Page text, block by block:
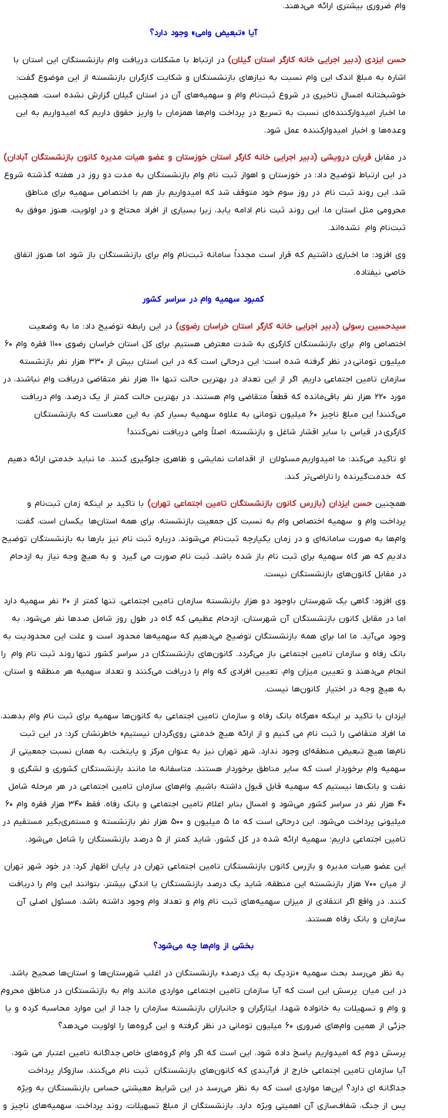
وام ضروری بیشتری ارائه می‌دهند.
آیا «تبعیض وامی» وجود دارد؟
حسن ایزدی (دبیر اجرایی خانه کارگر استان گیلان) در ارتباط با مشکلات دریافت وام بازنشستگان این استان با
اشاره به مبلغ اندک این وام نسبت به نیازهای بازنشستگان و شکایت کارگران بازنشسته از این موضوع گفت:
خوشبختانه امسال تاخیری در شروع ثبت‌نام وام و سهمیه‌های آن در استان گیلان گزارش نشده است. همچنین
ما اخبار امیدوارکننده‌ای نسبت به تسریع در پرداخت وام‌ها همزمان با واریز حقوق داریم که امیدواریم به این
وعده‌ها و اخبار امیدوارکننده عمل شود.
در مقابل قربان درویشی (دبیر اجرایی خانه کارگر استان خوزستان و عضو هیات مدیره کانون بازنشستگان آبادان)
در این ارتباط توضیح داد: در خوزستان و اهواز ثبت نام وام بازنشستگان به مدت دو روز در هفته گذشته شروع
شد. این روند ثبت نام در روز سوم خود متوقف شد که امیدواریم باز هم با اختصاص سهمیه برای مناطق
محرومی مثل استان ما، این روند ثبت نام ادامه یابد، زیرا بسیاری از افراد محتاج و در اولویت، هنوز موفق به
ثبت‌نام وام نشده‌اند.
وی افزود: ما اخباری داشتیم که قرار است مجدداً سامانه ثبت‌نام وام برای بازنشستگان باز شود اما هنوز اتفاق
خاصی نیفتاده.
کمبود سهمیه وام در سراسر کشور
سیدحسین رسولی (دبیر اجرایی خانه کارگر استان خراسان رضوی) در این رابطه توضیح داد: ما به وضعیت
اختصاص وام برای بازنشستگان کارگری به شدت معترض هستیم. برای کل استان خراسان رضوی ۱۱۰۰ فقره وام ۶۰
میلیون تومانی در نظر گرفته شده است؛ این درحالی است که در این استان بیش از ۳۳۰ هزار نفر بازنشسته
سازمان تامین اجتماعی داریم. اگر از این تعداد در بهترین حالت تنها ۱۱۰ هزار نفر متقاضی دریافت وام نباشند، در
مورد ۲۲۰ هزار نفر باقی‌مانده که قطعاً متقاضی وام هستند، در بهترین حالت کمتر از یک درصد، وام دریافت
می‌کنند! این مبلغ ناچیز ۶۰ میلیون تومانی به علاوه سهمیه بسیار کم، به این معناست که بازنشستگان
کارگری در قیاس با سایر اقشار شاغل و بازنشسته، اصلاً وامی دریافت نمی‌کنند!
او تاکید می‌کند: ما امیدواریم مسئولان از اقدامات نمایشی و ظاهری جلوگیری کنند. ما نباید خدمتی ارائه دهیم
که خدمت‌گیرنده را ناراضی‌تر کند.
همچنین حسن ایزدان (بازرس کانون بازنشستگان تامین اجتماعی تهران) با تاکید بر اینکه زمان ثبت‌نام و
پرداخت وام و سهمیه اختصاص وام به نسبت کل جمعیت بازنشسته، برای همه استان‌ها یکسان است، گفت:
وام‌ها به صورت سامانه‌ای و در زمان یکپارچه ثبت‌نام می‌شوند. درباره ثبت نام نیز بارها به بازنشستگان توضیح
دادیم که هر گاه سهمیه برای ثبت نام باز شده باشد، ثبت نام صورت می گیرد و به هیچ وجه نیاز به ازدحام
در مقابل کانون‌های بازنشستگان نیست.
وی افزود: گاهی یک شهرستان باوجود دو هزار بازنشسته سازمان تامین اجتماعی، تنها کمتر از ۲۰ نفر سهمیه دارد
اما در مقابل کانون بازنشستگان آن شهرستان، ازدحام عظیمی که گاه در طول روز شامل صدها نفر می‌شود، به
وجود می‌آید. ما اما برای همه بازنشستگان توضیح می‌دهیم که سهمیه‌ها محدود است و علت این محدودیت به
بانک رفاه و سازمان تامین اجتماعی باز می‌گردد. کانون‌های بازنشستگان در سراسر کشور تنها روند ثبت نام وام را
انجام می‌دهند و تعیین میزان وام، تعیین افرادی که وام را دریافت می‌کنند و تعداد سهمیه هر منطقه و استان،
به هیچ وجه در اختیار کانون‌ها نیست.
ایزدان با تاکید بر اینکه «هرگاه بانک رفاه و سازمان تامین اجتماعی به کانون‌ها سهمیه برای ثبت نام وام بدهند،
ما افراد متقاضی را ثبت نام می کنیم و از ارائه هیچ خدمتی روی‌گردان نیستیم» خاطرنشان کرد: در این ثبت
نام‌ها هیچ تبعیض منطقه‌ای وجود ندارد. شهر تهران نیز به عنوان مرکز و پایتخت، به همان نسبت جمعیتی از
سهمیه وام برخوردار است که سایر مناطق برخوردار هستند. متاسفانه ما مانند بازنشستگان کشوری و لشگری و
نفت و بانک‌ها نیستیم که سهمیه قابل قبول داشته باشیم. وام‌های سازمان تامین اجتماعی در هر مرحله شامل
۴۰ هزار نفر در سراسر کشور می‌شود و امسال بنابر اعلام تامین اجتماعی و بانک رفاه، فقط ۳۴۰ هزار فقره وام ۶۰
میلیونی پرداخت می‌شود. این درحالی است که ما ۵ میلیون و ۵۰۰ هزار نفر بازنشسته و مستمری‌بگیر مستقیم در
تامین اجتماعی داریم؛ سهمیه ارائه شده در کل کشور، شاید کمتر از ۵ درصد بازنشستگان را شامل می‌شود.
این عضو هیات مدیره و بازرس کانون بازنشستگان تامین اجتماعی تهران در پایان اظهار کرد: در خود شهر تهران
از میان ۷۰۰ هزار بازنشسته این منطقه، شاید یک درصد بازنشستگان یا اندکی بیشتر، بتوانند این وام را دریافت
کنند. در واقع اگر انتقادی از میزان سهمیه‌های ثبت نام وام و تعداد وام وجود داشته باشد، مسئول اصلی آن
سازمان و بانک رفاه هستند.
بخشی از وام‌ها چه می‌شود؟
به نظر می‌رسد بحث سهمیه «نزدیک به یک درصد» بازنشستگان در اغلب شهرستان‌ها و استان‌ها صحیح باشد.
در این میان پرسش این است که آیا سازمان تامین اجتماعی مواردی مانند وام به بازنشستگان در مناطق محروم
و وام و تسهیلات به خانواده شهدا، ایثارگران و جانبازان بازنشسته سازمان را جدا از این موارد محاسبه کرده و یا
جزئی از همین وام‌های ضروری ۶۰ میلیون تومانی در نظر گرفته و این گروه‌ها را اولویت می‌دهد؟
پرسش دوم که امیدواریم پاسخ داده شود، این است که اگر وام گروه‌های خاص جداگانه تامین اعتبار می شود،
آیا سازمان تامین اجتماعی خارج از فرآیندی که کانون‌های بازنشستگان ثبت نام می‌کنند، سازوکار پرداخت
جداگانه ای دارد؟ این‌ها مواردی است که به نظر می‌رسد در این شرایط معیشتی حساس بازنشستگان به ویژه
پس از جنگ، شفاف‌سازی آن اهمیتی ویژه دارد. بازنشستگان از مبلغ تسهیلات، روند پرداخت، سهمیه‌های ناچیز و